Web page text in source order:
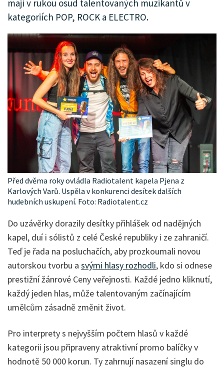
mají v rukou osud talentovaných muzikantů v
kategoriích POP, ROCK a ELECTRO.
Před dvěma roky ovládla Radiotalent kapela Pjena z
Karlových Varů. Uspěla v konkurenci desítek dalších
hudebních uskupení. Foto: Radiotalent.cz
Do uzávěrky dorazily desítky přihlášek od nadějných
kapel, duí i sólistů z celé České republiky i ze zahraničí.
Teď je řada na posluchačích, aby prozkoumali novou
autorskou tvorbu a svými hlasy rozhodli, kdo si odnese
prestižní žánrové Ceny veřejnosti. Každé jedno kliknutí,
každý jeden hlas, může talentovaným začínajícím
umělcům zásadně změnit život.
Pro interprety s nejvyšším počtem hlasů v každé
kategorii jsou připraveny atraktivní promo balíčky v
hodnotě 50 000 korun. Ty zahrnují nasazení singlu do